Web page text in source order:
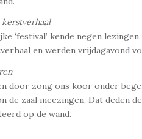
‘festival’ kende negen
en werden vrijdagavond
door zong ons koor onder
de zaal meezingen. Dat deden
op de wand.